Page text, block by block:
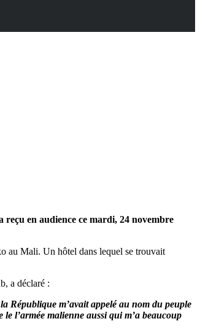
en audience ce mardi, 24 novembre
au Mali. Un hôtel dans lequel se trouvait
a déclaré :
République m’avait appelé au nom du peuple
l’armée malienne aussi qui m’a beaucoup